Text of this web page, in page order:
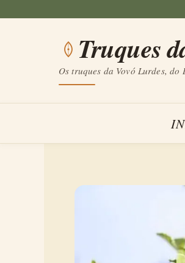
conteúdo
Truques
Os truques da Vovó Lurdes, do